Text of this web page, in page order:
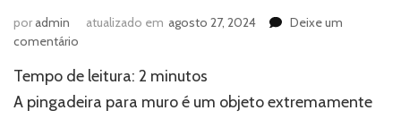
poradmin atualizado em agosto 27, 2024
Deixe um
comentário
para
muro:
conheça
Tempo de leitura: 2 minutos
A pingadeira para muro é um objeto extremamente